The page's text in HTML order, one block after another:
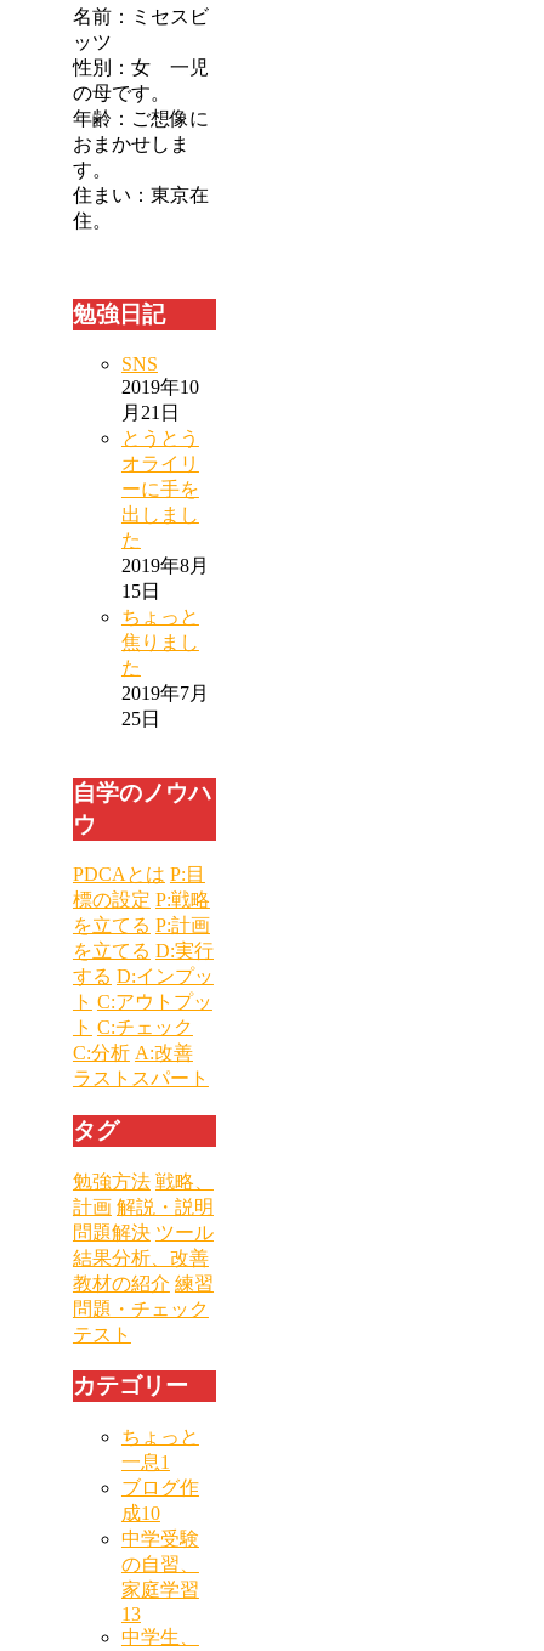
名前：ミセスビ
ッツ
性別：女 一児
の母です。
年齢：ご想像に
おまかせしま
す。
住まい：東京在
住。
勉強日記
SNS
2019年10
月21日
とうとう
オライリ
ーに手を
出しまし
た
2019年8月
15日
ちょっと
焦りまし
た
2019年7月
25日
自学のノウハ
ウ
PDCAとは P:目
標の設定 P:戦略
を立てる P:計画
を立てる D:実行
する D:インプッ
ト C:アウトプッ
ト C:チェック
C:分析 A:改善
ラストスパート
タグ
勉強方法 戦略、
計画 解説・説明
問題解決 ツール
結果分析、改善
教材の紹介 練習
問題・チェック
テスト
カテゴリー
ちょっと
一息1
ブログ作
成10
中学受験
の自習、
家庭学習
13
中学生、